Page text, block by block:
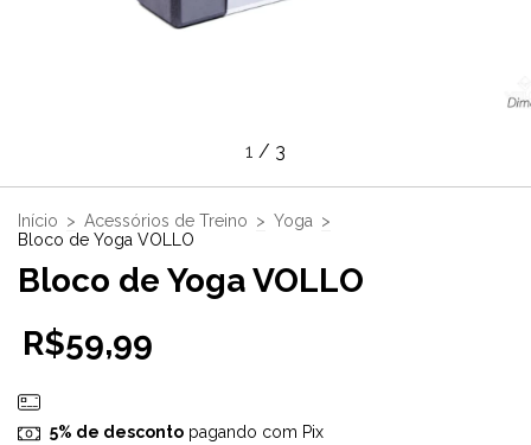
1 / 3
Início > Acessórios de Treino > Yoga >
Bloco de Yoga VOLLO
Bloco de Yoga VOLLO
R$59,99
5% de descontopagando com Pix